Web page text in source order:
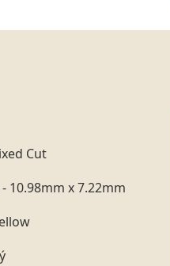
Cut
10.98mm x 7.22mm